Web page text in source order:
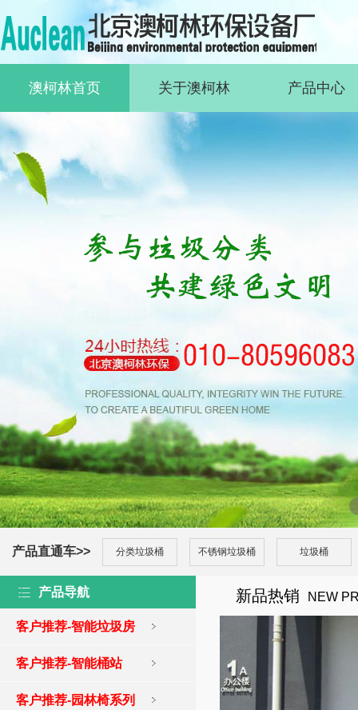
澳柯林首页 关于澳柯林 产品中心
产品直通车>> 分类垃圾桶 不锈钢垃圾桶 垃圾桶
产品导航
客户推荐-智能垃圾房
客户推荐-智能桶站
客户推荐-园林椅系列
新品热销 NEW